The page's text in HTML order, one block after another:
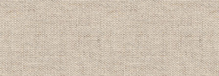
●2020年秋キャンペーン情報！
詳細はキャンペーン情報をクリック！
ライセンス取得コース大幅割引
アドバンス取得コース大幅割引
ライセンス同時Ｗ取得大幅割引
期間：2020年10月1日～12月31日
----------------------------------------
【2020/3/4】